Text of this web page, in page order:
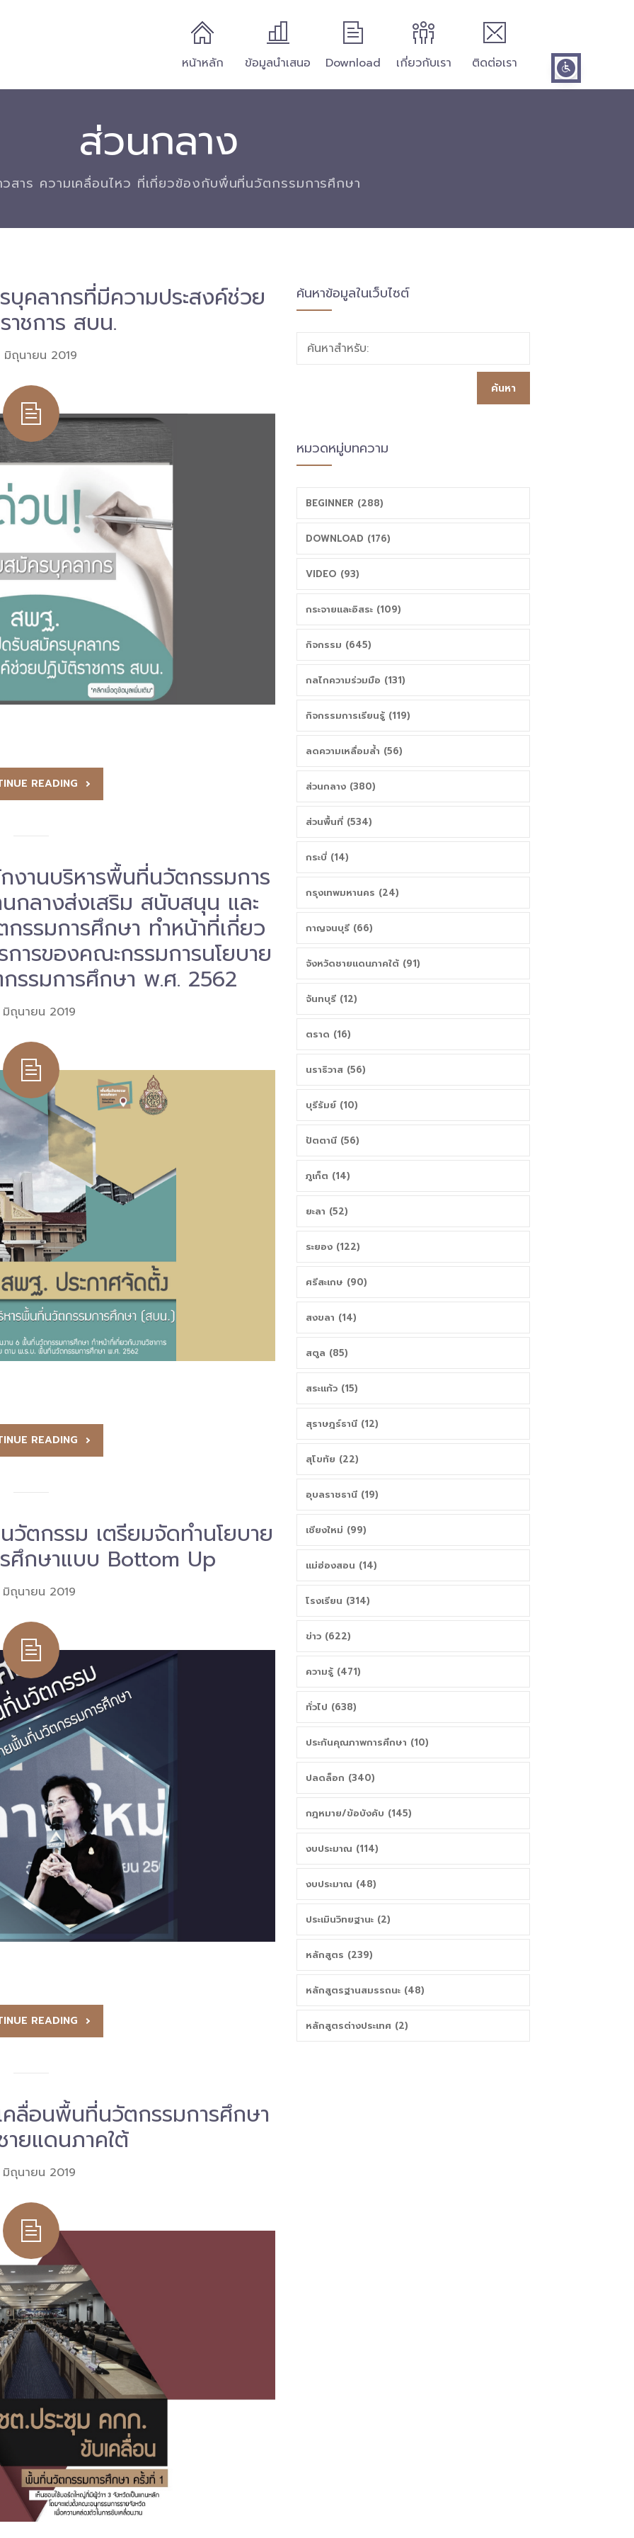
หน้าหลัก ข้อมูลนำเสนอ Download เกี่ยวกับเรา ติดต่อเรา
ส่วนกลาง
วสาร ความเคลื่อนไหว ที่เกี่ยวข้องกับพื่นที่นวัตกรรมการศึกษา
คลากรที่มีความประสงค์ช่วย
ชการ สบน.
ถุนายน 2019
READING
งานบริหารพื้นที่นวัตกรรมการ
กลางส่งเสริม สนับสนุน และ
รรมการศึกษา ทำหน้าที่เกี่ยว
การของคณะกรรมการนโยบาย
รรมการศึกษา พ.ศ. 2562
มิถุนายน 2019
READING
ตกรรม เตรียมจัดทำนโยบาย
ศึกษาแบบ Bottom Up
มิถุนายน 2019
READING
คลื่อนพื้นที่นวัตกรรมการศึกษา
ยแดนภาคใต้
มิถุนายน 2019
ค้นหาข้อมูลในเว็บไซต์
ค้นหาสำหรับ:
หมวดหมู่บทความ
BEGINNER (288)
DOWNLOAD (176)
VIDEO (93)
กระจายและอิสระ (109)
กิจกรรม (645)
กลไกความร่วมมือ (131)
กิจกรรมการเรียนรู้ (119)
ลดความเหลื่อมล้ำ (56)
ส่วนกลาง (380)
ส่วนพื้นที่ (534)
กระบี่ (14)
กรุงเทพมหานคร (24)
กาญจนบุรี (66)
จังหวัดชายแดนภาคใต้ (91)
จันทบุรี (12)
ตราด (16)
นราธิวาส (56)
บุรีรัมย์ (10)
ปัตตานี (56)
ภูเก็ต (14)
ยะลา (52)
ระยอง (122)
ศรีสะเกษ (90)
สงขลา (14)
สตูล (85)
สระแก้ว (15)
สุราษฎร์ธานี (12)
สุโขทัย (22)
อุบลราชธานี (19)
เชียงใหม่ (99)
แม่ฮ่องสอน (14)
โรงเรียน (314)
ข่าว (622)
ความรู้ (471)
ทั่วไป (638)
ประกันคุณภาพการศึกษา (10)
ปลดล็อก (340)
กฎหมาย/ข้อบังคับ (145)
งบประมาณ (114)
งบประมาณ (48)
ประเมินวิทยฐานะ (2)
หลักสูตร (239)
หลักสูตรฐานสมรรถนะ (48)
หลักสูตรต่างประเทศ (2)